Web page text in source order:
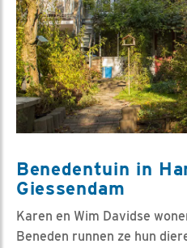
Benedentuin in
Giessendam
Karen en Wim Davidse
Beneden runnen ze hun